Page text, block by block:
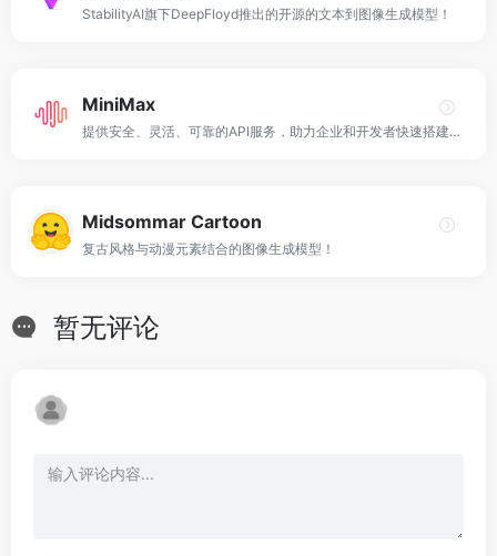
StabilityAI旗下DeepFloyd推出的开源的文本到图像生成模型！
MiniMax
提供安全、灵活、可靠的API服务，助力企业和开发者快速搭建AI应用！
Midsommar Cartoon
复古风格与动漫元素结合的图像生成模型！
暂无评论